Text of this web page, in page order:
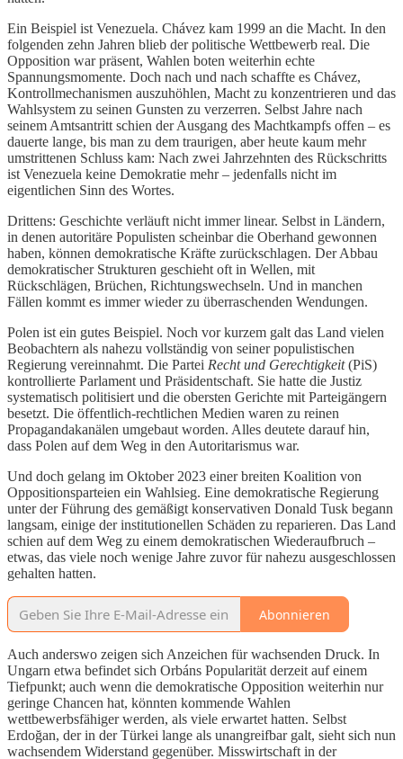
Ein Beispiel ist Venezuela. Chávez kam 1999 an die Macht. In den
folgenden zehn Jahren blieb der politische Wettbewerb real. Die
Opposition war präsent, Wahlen boten weiterhin echte
Spannungsmomente. Doch nach und nach schaffte es Chávez,
Kontrollmechanismen auszuhöhlen, Macht zu konzentrieren und das
Wahlsystem zu seinen Gunsten zu verzerren. Selbst Jahre nach
seinem Amtsantritt schien der Ausgang des Machtkampfs offen – es
dauerte lange, bis man zu dem traurigen, aber heute kaum mehr
umstrittenen Schluss kam: Nach zwei Jahrzehnten des Rückschritts
ist Venezuela keine Demokratie mehr – jedenfalls nicht im
eigentlichen Sinn des Wortes.
Drittens: Geschichte verläuft nicht immer linear. Selbst in Ländern,
in denen autoritäre Populisten scheinbar die Oberhand gewonnen
haben, können demokratische Kräfte zurückschlagen. Der Abbau
demokratischer Strukturen geschieht oft in Wellen, mit
Rückschlägen, Brüchen, Richtungswechseln. Und in manchen
Fällen kommt es immer wieder zu überraschenden Wendungen.
Polen ist ein gutes Beispiel. Noch vor kurzem galt das Land vielen
Beobachtern als nahezu vollständig von seiner populistischen
Regierung vereinnahmt. Die Partei Recht und Gerechtigkeit(PiS)
kontrollierte Parlament und Präsidentschaft. Sie hatte die Justiz
systematisch politisiert und die obersten Gerichte mit Parteigängern
besetzt. Die öffentlich-rechtlichen Medien waren zu reinen
Propagandakanälen umgebaut worden. Alles deutete darauf hin,
dass Polen auf dem Weg in den Autoritarismus war.
Und doch gelang im Oktober 2023 einer breiten Koalition von
Oppositionsparteien ein Wahlsieg. Eine demokratische Regierung
unter der Führung des gemäßigt konservativen Donald Tusk begann
langsam, einige der institutionellen Schäden zu reparieren. Das Land
schien auf dem Weg zu einem demokratischen Wiederaufbruch –
etwas, das viele noch wenige Jahre zuvor für nahezu ausgeschlossen
gehalten hatten.
Abonnieren
Auch anderswo zeigen sich Anzeichen für wachsenden Druck. In
Ungarn etwa befindet sich Orbáns Popularität derzeit auf einem
Tiefpunkt; auch wenn die demokratische Opposition weiterhin nur
geringe Chancen hat, könnten kommende Wahlen
wettbewerbsfähiger werden, als viele erwartet hatten. Selbst
Erdoğan, der in der Türkei lange als unangreifbar galt, sieht sich nun
wachsendem Widerstand gegenüber. Misswirtschaft in der